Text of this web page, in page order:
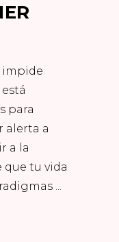
impide
para
alerta a
a la
que tu vida